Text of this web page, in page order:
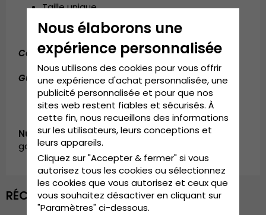
Taille unique
Réglable à l'arrière de la casquette
Composition:Coton / Polyester
Guide des tailles:Taille unique.
Numéro d’article:
garda.wpt-1.washed.trucker.blue
RÉCEMMENT VU
Nous élaborons une
expérience personnalisée
Nous utilisons des cookies pour vous offrir
une expérience d'achat personnalisée, une
publicité personnalisée et pour que nos
sites web restent fiables et sécurisés. À
cette fin, nous recueillons des informations
sur les utilisateurs, leurs conceptions et
leurs appareils.
Cliquez sur "Accepter & fermer" si vous
autorisez tous les cookies ou sélectionnez
les cookies que vous autorisez et ceux que
vous souhaitez désactiver en cliquant sur
"Paramètres" ci-dessous.